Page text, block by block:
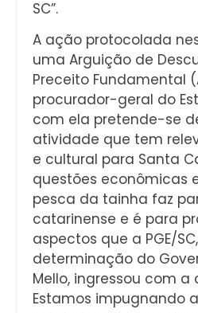
SC”.
A ação protocolada
uma Arguição de
Preceito Fundamental
procurador-geral do
com ela pretende-se
atividade que tem
e cultural para Santa
questões econômicas
pesca da tainha faz
catarinense e é para
aspectos que a PGE/
determinação do
Mello, ingressou com a
Estamos impugnando